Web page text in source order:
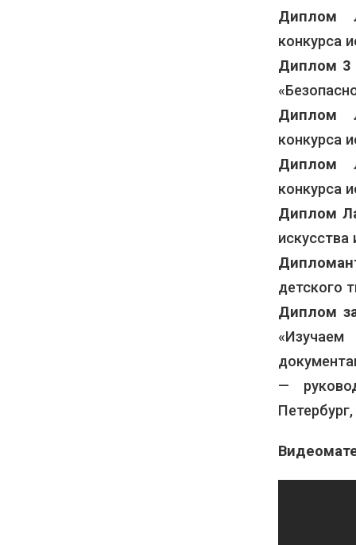
Диплом
конкурса
Диплом 3
Диплом
конкурса
Диплом
конкурса
Диплом
искусства
детского
Диплом
—